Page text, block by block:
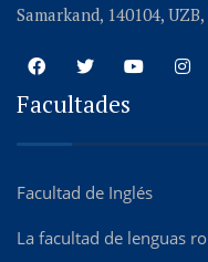
Samarkand, 140104,
Facultades
Facultad de Inglés
La facultad de lenguas